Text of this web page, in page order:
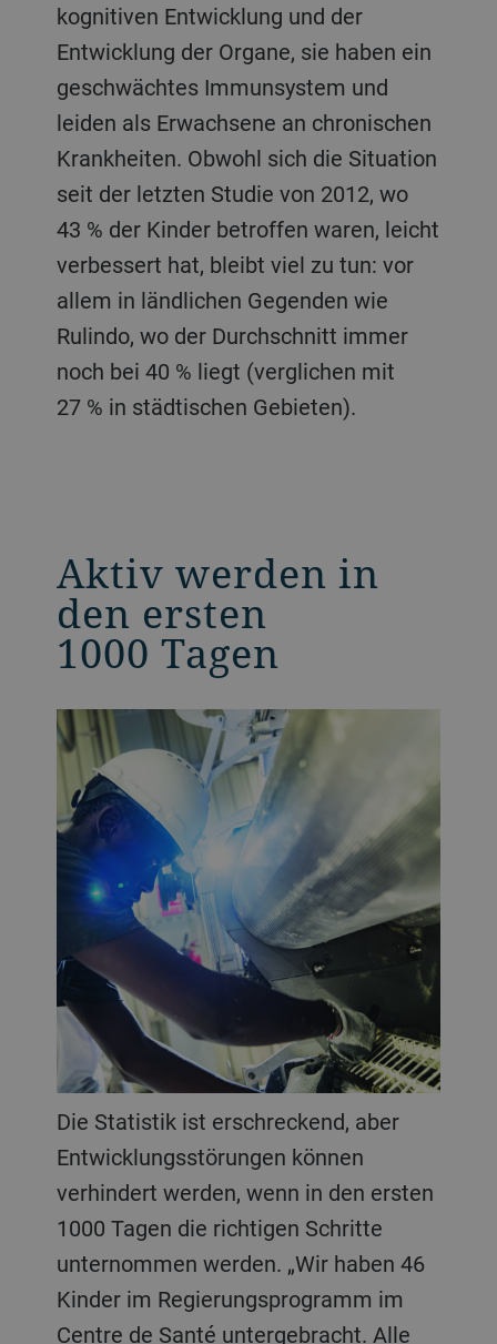
kognitiven Entwicklung und der
Entwicklung der Organe, sie haben ein
geschwächtes Immunsystem und
leiden als Erwachsene an chronischen
Krankheiten. Obwohl sich die Situation
seit der letzten Studie von 2012, wo
43 % der Kinder betroffen waren, leicht
verbessert hat, bleibt viel zu tun: vor
allem in ländlichen Gegenden wie
Rulindo, wo der Durchschnitt immer
noch bei 40 % liegt (verglichen mit
27 % in städtischen Gebieten).
Aktiv werden in
den ersten
1000 Tagen
Die Statistik ist erschreckend, aber
Entwicklungsstörungen können
verhindert werden, wenn in den ersten
1000 Tagen die richtigen Schritte
unternommen werden. „Wir haben 46
Kinder im Regierungsprogramm im
Centre de Santé untergebracht. Alle